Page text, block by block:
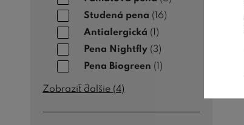
Studená pena (16)
Antialergická (1)
Pena Nightfly (3)
Pena Biogreen (1)
Zobraziť ďalšie (4)